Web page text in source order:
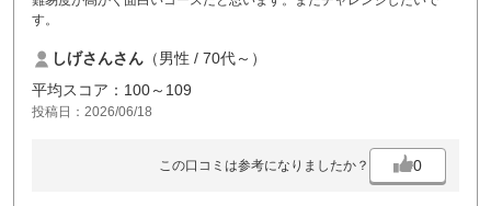
す。
しげさんさん （男性 / 70代～）
平均スコア：100～109
投稿日：2026/06/18
この口コミは参考になりましたか？ 0